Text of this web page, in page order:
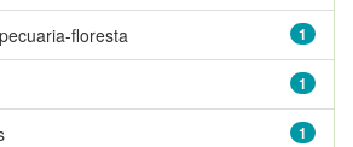
1
floresta
1
1